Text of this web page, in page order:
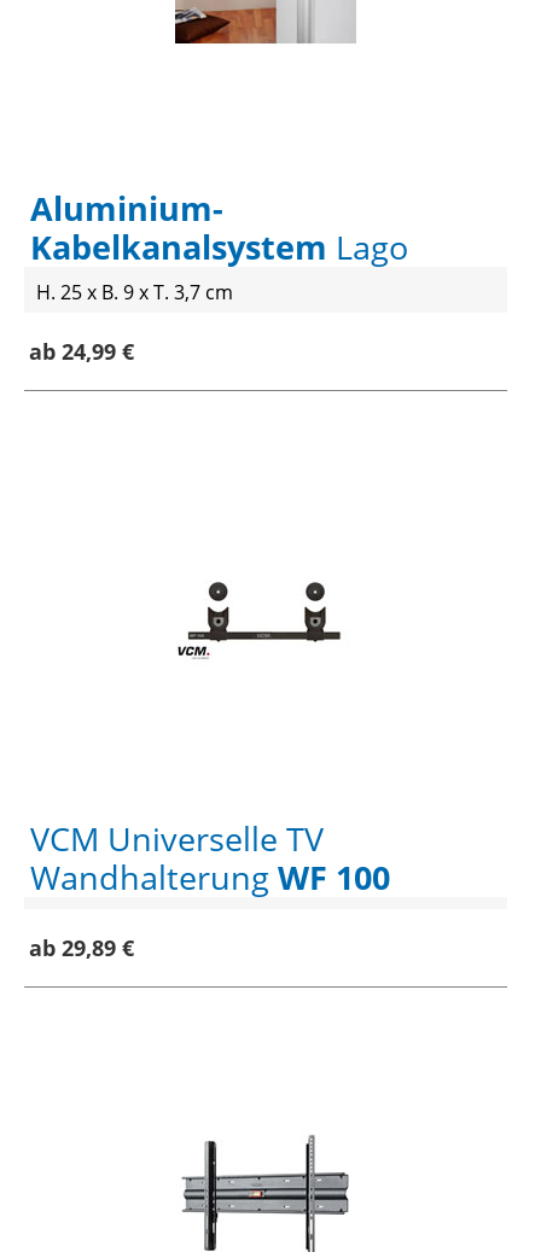
Aluminium-
Kabelkanalsystem Lago
H. 25 x B. 9 x T. 3,7 cm
ab 24,99 €
VCM Universelle TV
WandhalterungWF 100
ab 29,89 €